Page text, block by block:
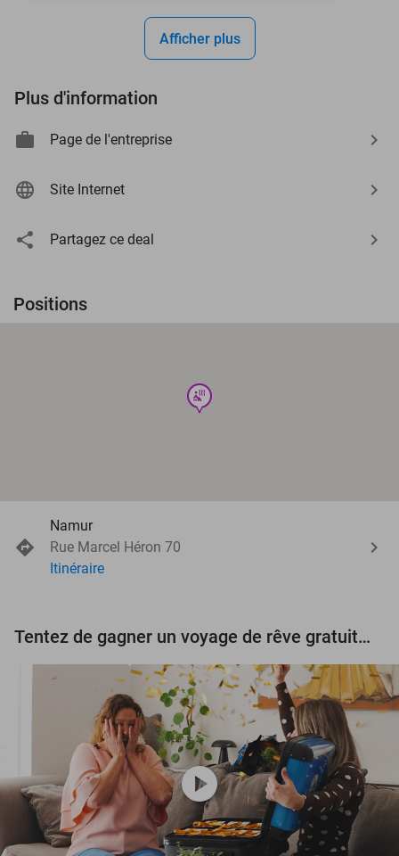
Afficher plus
Plus d'information
Page de l'entreprise
Site Internet
Partagez ce deal
Positions
wellness
Namur
Rue Marcel Héron 70
Itinéraire
Tentez de gagner un voyage de rêve gratuit d'une valeur de 3.000 € !
play_circle